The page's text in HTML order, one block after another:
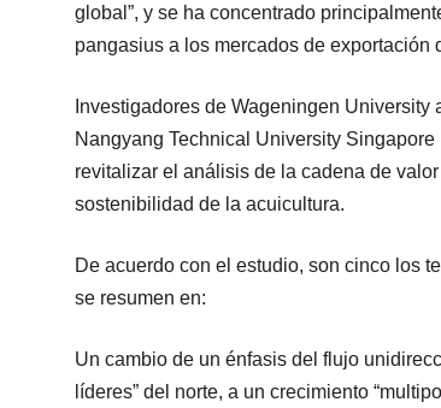
global”, y se ha concentrado
pangasius a los mercados de exportación
Investigadores de Wageningen
Nangyang Technical University
revitalizar el análisis de la cadena de
sostenibilidad de la acuicultura.
De acuerdo con el estudio, son cinco los
se resumen en:
Un cambio de un énfasis del flujo
líderes” del norte, a un crecimiento